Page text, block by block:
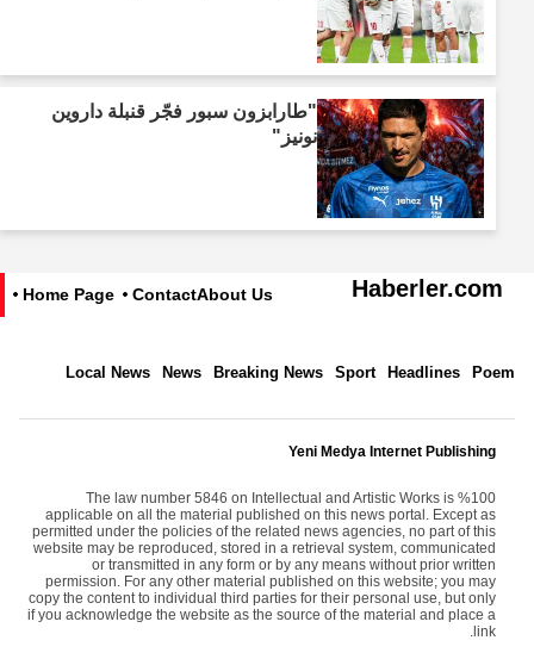
"طارابزون سبور فجّر قنبلة داروين
نونيز"
Haberler.com
About Us
Contact
Home Page
Poem
Headlines
Sport
Breaking News
News
Local News
Yeni Medya Internet Publishing
The law number 5846 on Intellectual and Artistic Works is %100
applicable on all the material published on this news portal. Except as
permitted under the policies of the related news agencies, no part of this
website may be reproduced, stored in a retrieval system, communicated
or transmitted in any form or by any means without prior written
permission. For any other material published on this website; you may
copy the content to individual third parties for their personal use, but only
if you acknowledge the website as the source of the material and place a
link.